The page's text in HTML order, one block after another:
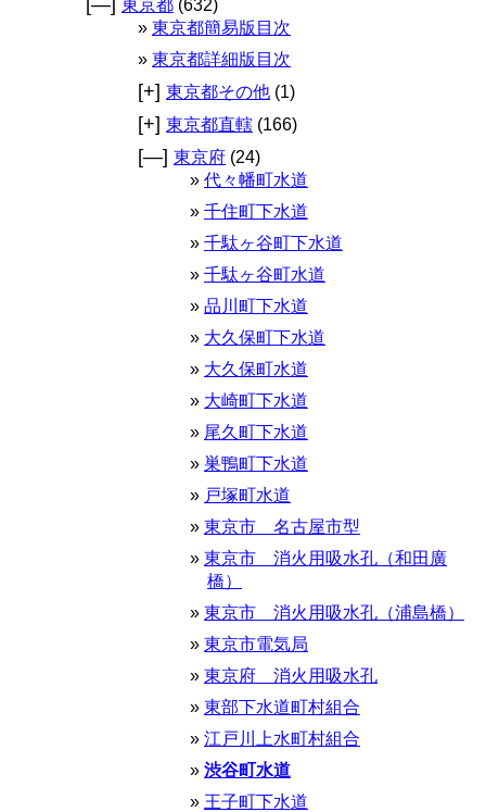
東京都 (632)
東京都簡易版目次
東京都詳細版目次
[+] 東京都その他 (1)
[+] 東京都直轄 (166)
[—] 東京府 (24)
代々幡町水道
千住町下水道
千駄ヶ谷町下水道
千駄ヶ谷町水道
品川町下水道
大久保町下水道
大久保町水道
大崎町下水道
尾久町下水道
巣鴨町下水道
戸塚町水道
東京市 名古屋市型
東京市 消火用吸水孔（和田廣
橋）
東京市 消火用吸水孔（浦島橋）
東京市電気局
東京府 消火用吸水孔
東部下水道町村組合
江戸川上水町村組合
渋谷町水道
王子町下水道